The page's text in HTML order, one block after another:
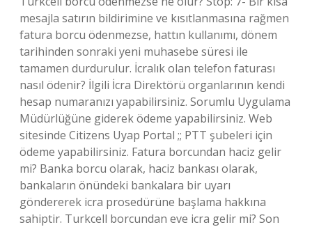
mesajla satırın bildirimine ve kısıtlanmasına rağmen
fatura borcu ödenmezse, hattın kullanımı, dönem
tarihinden sonraki yeni muhasebe süresi ile
tamamen durdurulur. İcralık olan telefon faturası
nasıl ödenir? İlgili İcra Direktörü organlarının kendi
hesap numaranızı yapabilirsiniz. Sorumlu Uygulama
Müdürlüğüne giderek ödeme yapabilirsiniz. Web
sitesinde Citizens Uyap Portal ;; PTT şubeleri için
ödeme yapabilirsiniz. Fatura borcundan haciz gelir
mi? Banka borcu olarak, haciz bankası olarak,
bankaların önündeki bankalara bir uyarı
göndererek icra prosedürüne başlama hakkına
sahiptir. Turkcell borcundan eve icra gelir mi? Son